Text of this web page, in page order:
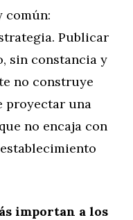
común:
Publicar
sin constancia y
no construye
proyectar una
no encaja con
importan a los